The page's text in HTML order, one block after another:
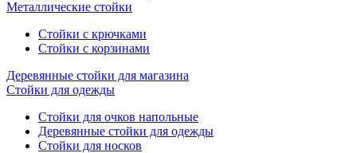
Металлические стойки
Стойки с крючками
Стойки с корзинами
Деревянные стойки для магазина
Стойки для одежды
Стойки для очков напольные
Деревянные стойки для одежды
Стойки для носков